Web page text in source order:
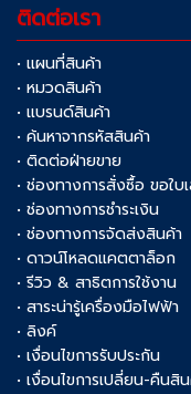
ติดต่อเรา
• แผนที่สินค้า
• หมวดสินค้า
• แบรนด์สินค้า
• ค้นหาจากรหัสสินค้า
• ติดต่อฝ่ายขาย
• ช่องทางการสั่งซื้อ ขอใบ
• ช่องทางการชำระเงิน
• ช่องทางการจัดส่งสินค้า
• ดาวน์โหลดแคตตาล็อก
• รีวิว & สาธิตการใช้งาน
• สาระน่ารู้เครื่องมือไฟฟ้า
• ลิงค์
• เงื่อนไขการรับประกัน
• เงื่อนไขการเปลี่ยน-คืนสิ